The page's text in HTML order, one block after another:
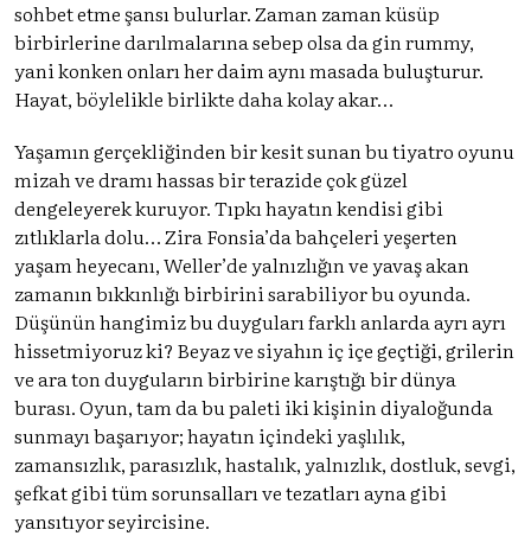
sohbet etme şansı bulurlar. Zaman zaman küsüp
birbirlerine darılmalarına sebep olsa da gin rummy,
yani konken onları her daim aynı masada buluşturur.
Hayat, böylelikle birlikte daha kolay akar…
Yaşamın gerçekliğinden bir kesit sunan bu tiyatro oyunu
mizah ve dramı hassas bir terazide çok güzel
dengeleyerek kuruyor. Tıpkı hayatın kendisi gibi
zıtlıklarla dolu… Zira Fonsia’da bahçeleri yeşerten
yaşam heyecanı, Weller’de yalnızlığın ve yavaş akan
zamanın bıkkınlığı birbirini sarabiliyor bu oyunda.
Düşünün hangimiz bu duyguları farklı anlarda ayrı ayrı
hissetmiyoruz ki? Beyaz ve siyahın iç içe geçtiği, grilerin
ve ara ton duyguların birbirine karıştığı bir dünya
burası. Oyun, tam da bu paleti iki kişinin diyaloğunda
sunmayı başarıyor; hayatın içindeki yaşlılık,
zamansızlık, parasızlık, hastalık, yalnızlık, dostluk, sevgi,
şefkat gibi tüm sorunsalları ve tezatları ayna gibi
yansıtıyor seyircisine.